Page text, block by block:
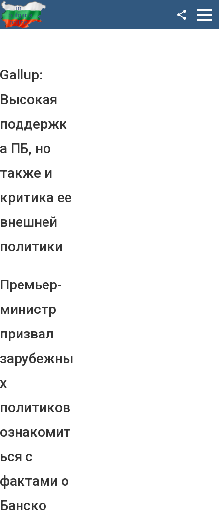
Gallup:
Высокая
поддержк
а ПБ, но
также и
критика ее
внешней
политики
Премьер-
министр
призвал
зарубежны
х
политиков
ознакомит
ься с
фактами о
Банско